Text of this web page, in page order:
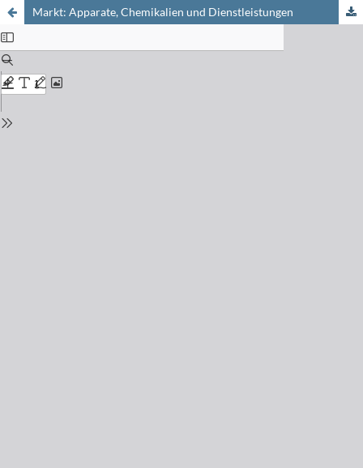
Markt: Apparate, Chemikalien und Dienstleistungen